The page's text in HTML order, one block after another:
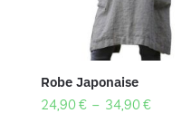
Robe Japonaise
24,90€ – 34,90€